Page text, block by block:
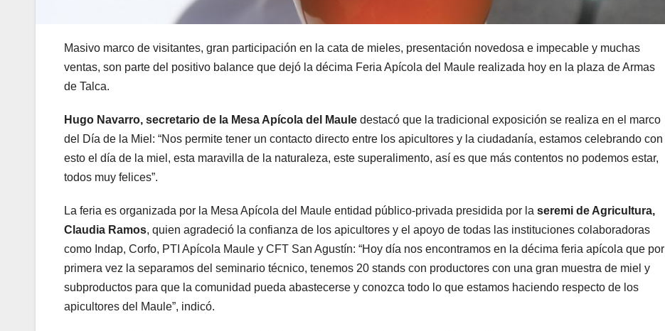
Masivo marco de visitantes, gran participación en la cata de mieles, presentación novedosa e impecable y muchas
ventas, son parte del positivo balance que dejó la décima Feria Apícola del Maule realizada hoy en la plaza de Armas
de Talca.
Hugo Navarro, secretario de la Mesa Apícola del Maule destacó que la tradicional exposición se realiza en el marco
del Día de la Miel: “Nos permite tener un contacto directo entre los apicultores y la ciudadanía, estamos celebrando con
esto el día de la miel, esta maravilla de la naturaleza, este superalimento, así es que más contentos no podemos estar,
todos muy felices”.
La feria es organizada por la Mesa Apícola del Maule entidad público-privada presidida por la seremi de Agricultura,
Claudia Ramos, quien agradeció la confianza de los apicultores y el apoyo de todas las instituciones colaboradoras
como Indap, Corfo, PTI Apícola Maule y CFT San Agustín: “Hoy día nos encontramos en la décima feria apícola que por
primera vez la separamos del seminario técnico, tenemos 20 stands con productores con una gran muestra de miel y
subproductos para que la comunidad pueda abastecerse y conozca todo lo que estamos haciendo respecto de los
apicultores del Maule”, indicó.